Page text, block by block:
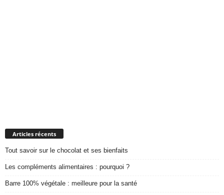
Articles récents
Tout savoir sur le chocolat et ses bienfaits
Les compléments alimentaires : pourquoi ?
Barre 100% végétale : meilleure pour la santé